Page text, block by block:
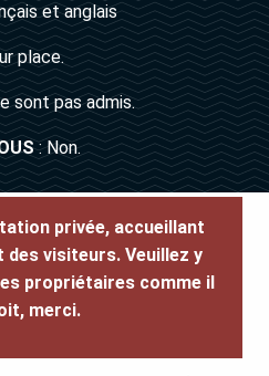
et anglais
place.
sont pas admis.
: Non.
privée, accueillant
des visiteurs. Veuillez y
propriétaires comme il
merci.